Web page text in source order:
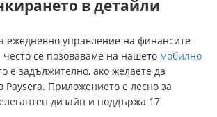
в детайли
ежедневно управление на финансите
често се позоваваме на нашето мобилно
е задължително, ако желаете да
Paysera. Приложението е лесно за
дизайн и поддържа 17